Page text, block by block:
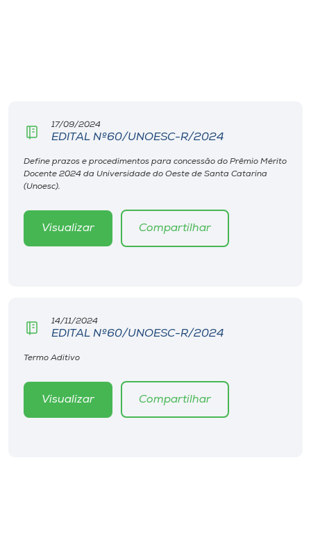
Rádio
Museu
Unoesc
Store
17/09/2024
EDITAL Nº60/UNOESC-R/2024
Define prazos e procedimentos para concessão do Prêmio Mérito
Docente 2024 da Universidade do Oeste de Santa Catarina
(Unoesc).
Visualizar Compartilhar
14/11/2024
EDITAL Nº60/UNOESC-R/2024
Termo Aditivo
Visualizar Compartilhar